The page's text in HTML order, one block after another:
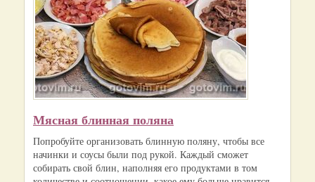
Мясная блинная поляна
Попробуйте организовать блинную поляну, чтобы все
начинки и соусы были под рукой. Каждый сможет
собирать свой блин, наполняя его продуктами в том